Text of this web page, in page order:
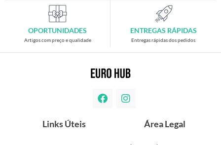
OPORTUNIDADES
Artigos com preço e qualidade
ENTREGAS RÁPIDAS
Entregas rápidas dos pedidos
Links Úteis Área Legal